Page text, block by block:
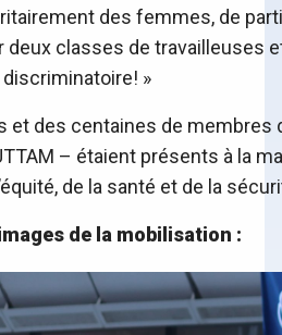
des femmes, de
deux classes de travailleuses
»
et des centaines de membres
UTTAM – étaient présents à la
de la santé et de la
de la mobilisation :